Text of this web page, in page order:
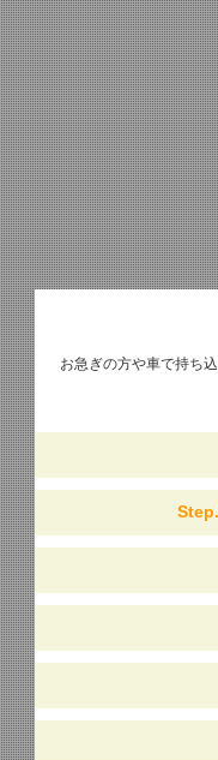
お急ぎの方や車で持ち